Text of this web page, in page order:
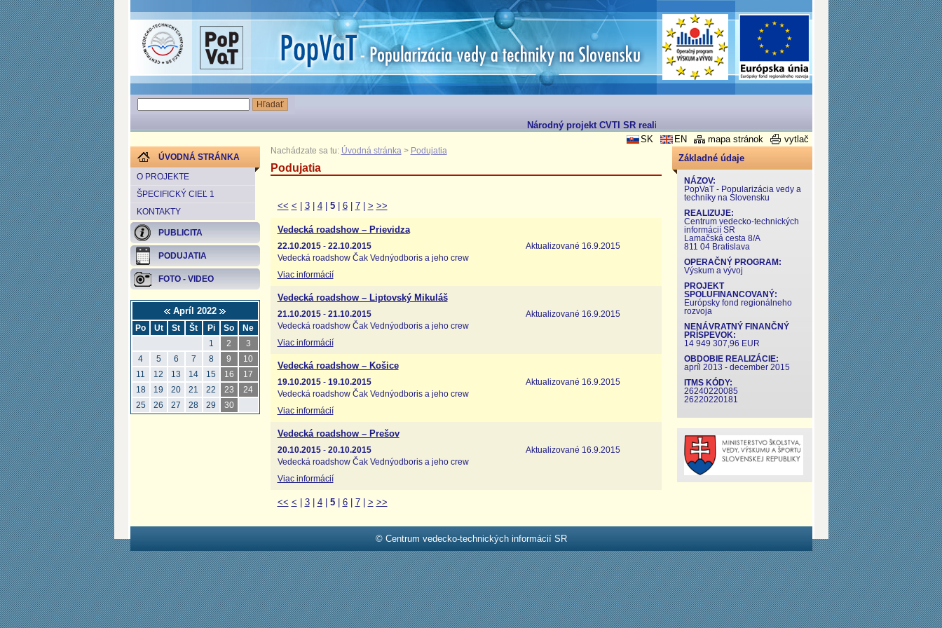
Národný projekt CVTI SR realizovaný v rámci Operačného programu Výskum a Vývoj
vytlač
mapa stránok
EN
SK
ÚVODNÁ STRÁNKA
O PROJEKTE
ŠPECIFICKÝ CIEĽ 1
KONTAKTY
PUBLICITA
PODUJATIA
FOTO - VIDEO
Apríl 2022
Po Ut St Št Pi So
Ne
1
2
3
4
5 6 7 8 9
10
11
12 13 14 15 16
17
18
19 20 21 22 23
24
25
26 27 28 29 30
Nachádzate sa tu: Úvodná stránka > Podujatia
Podujatia
<< < 3| 4| 5| 6| 7| > >>
Vedecká roadshow – Prievidza
Aktualizované 16.9.2015
22.10.2015- 22.10.2015
Vedecká roadshow Čak Vednýodboris a jeho crew
Viac informácií
Vedecká roadshow – Liptovský Mikuláš
Aktualizované 16.9.2015
21.10.2015- 21.10.2015
Vedecká roadshow Čak Vednýodboris a jeho crew
Viac informácií
Vedecká roadshow – Košice
Aktualizované 16.9.2015
19.10.2015- 19.10.2015
Vedecká roadshow Čak Vednýodboris a jeho crew
Viac informácií
Vedecká roadshow – Prešov
Aktualizované 16.9.2015
20.10.2015- 20.10.2015
Vedecká roadshow Čak Vednýodboris a jeho crew
Viac informácií
<< < 3| 4| 5| 6| 7| > >>
Základné údaje
NÁZOV:
PopVaT - Popularizácia vedy a
techniky na Slovensku
REALIZUJE:
Centrum vedecko-technických
informácií SR
Lamačská cesta 8/A
811 04 Bratislava
OPERAČNÝ PROGRAM:
Výskum a vývoj
PROJEKT
SPOLUFINANCOVANÝ:
Európsky fond regionálneho
rozvoja
NENÁVRATNÝ FINANČNÝ
PRÍSPEVOK:
14 949 307,96 EUR
OBDOBIE REALIZÁCIE:
apríl 2013 - december 2015
ITMS KÓDY:
26240220085
26220220181
© Centrum vedecko-technických informácií SR